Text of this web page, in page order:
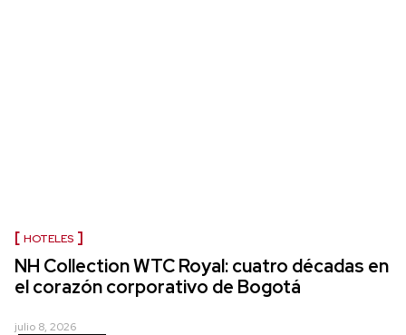
HOTELES
NH Collection WTC Royal: cuatro décadas en
el corazón corporativo de Bogotá
julio 8, 2026